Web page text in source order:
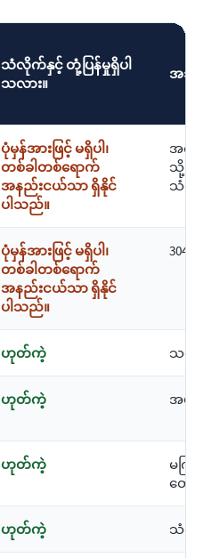
သံလိုက်နှင့် တုံ့ပြန်မှုရှိပါ
သလား။
အသုံးမ
ပုံမှန်အားဖြင့် မရှိပါ၊
တစ်ခါတစ်ရောက်
အနည်းငယ်သာ ရှိနိုင်
ပါသည်။
အအေးခံ
သို့မဟုတ်
သံလိုက်
ပုံမှန်အားဖြင့် မရှိပါ၊
တစ်ခါတစ်ရောက်
အနည်းငယ်သာ ရှိနိုင်
ပါသည်။
304
ဟုတ်ကဲ့ သဘော
ဟုတ်ကဲ့ အပူပေ
ဟုတ်ကဲ့
မကြာ
တွေအ
ဟုတ်ကဲ့ သံလိုက်ဖ